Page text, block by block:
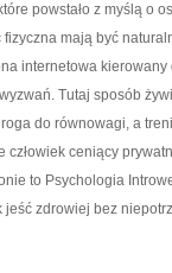
powstało z myślą o
mają być
internetowa
Tutaj sposób
do równowagi, a
człowiek ceniący
to Psychologia
jeść zdrowiej bez